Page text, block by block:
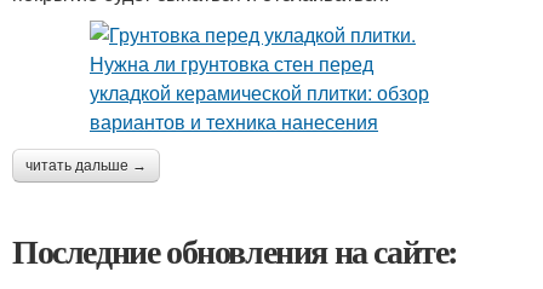
читать дальше →
Последние обновления на сайте: